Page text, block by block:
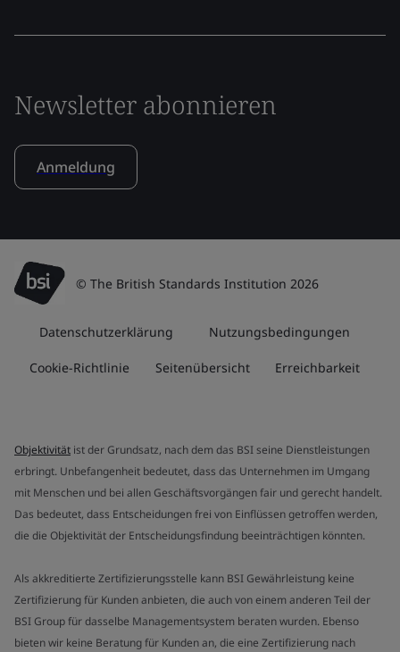
Newsletter abonnieren
Anmeldung
© The British Standards Institution 2026
Datenschutzerklärung Nutzungsbedingungen
Cookie-Richtlinie Seitenübersicht Erreichbarkeit
Objektivität ist der Grundsatz, nach dem das BSI seine Dienstleistungen
erbringt. Unbefangenheit bedeutet, dass das Unternehmen im Umgang
mit Menschen und bei allen Geschäftsvorgängen fair und gerecht handelt.
Das bedeutet, dass Entscheidungen frei von Einflüssen getroffen werden,
die die Objektivität der Entscheidungsfindung beeinträchtigen könnten.
Als akkreditierte Zertifizierungsstelle kann BSI Gewährleistung keine
Zertifizierung für Kunden anbieten, die auch von einem anderen Teil der
BSI Group für dasselbe Managementsystem beraten wurden. Ebenso
bieten wir keine Beratung für Kunden an, die eine Zertifizierung nach